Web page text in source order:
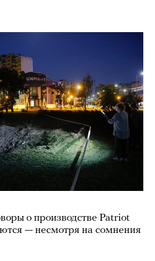
о производстве Patriot
— несмотря на сомнения